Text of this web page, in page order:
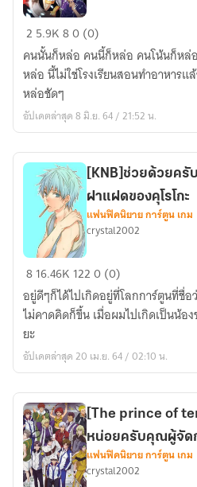
[Shokugeki
Soma]
My
eye
candy
2 5.9K80 (0)
คนนั้นก็หล่อ คนนี้ก็หล่อ คนโน้นก็หล่
หล่อ นี้ไม่ใช่โรงเรียนสอนทำอาหารแ
หล่อชัดๆ
อัปเดตล่าสุด 8 มิ.ย. 64 / 21:52 น.
[KNB]ช่วย
ด้วย
ครับ!!
ผม
เกิด
มา
ฝาแฝด
ของ
คุ
โร
โกะ
[KNB]ช่วยด้วยครั
ฝาแฝดของคุโรโกะ
แฟนฟิคนิยาย การ์ตูน เกม
crystal2002
816.46K 1220 (0)
อยู่ดีๆก็ได้ไปเกิดอยู่ที่โลกการ์ตูนที่ชื่อ
ไม่คาดคิดก็ขึ้น เมื่อผมไปเกิดเป็นน้อ
ยะ
อัปเดตล่าสุด 20 เม.ย. 64 / 02:10 น.
[The prince of
หน่อยครับคุณผู้จัด
แฟนฟิคนิยาย การ์ตูน เกม
crystal2002